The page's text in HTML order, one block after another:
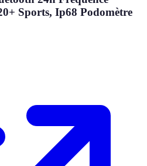
Sports, Ip68 Podomètre